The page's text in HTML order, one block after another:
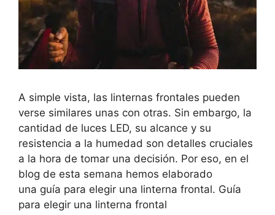
A simple vista, las linternas frontales pueden
verse similares unas con otras. Sin embargo, la
cantidad de luces LED, su alcance y su
resistencia a la humedad son detalles cruciales
a la hora de tomar una decisión. Por eso, en el
blog de esta semana hemos elaborado
una guía para elegir una linterna frontal. Guía
para elegir una linterna frontal